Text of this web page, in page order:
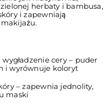
herbaty i bambusa,
i zapewniają
cery – puder
i wyrównuje koloryt
– zapewnia jednolity,
maski